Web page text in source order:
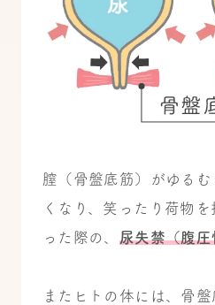
膣（骨盤底筋）がゆる
くなり、笑ったり荷物
った際の、 尿失禁（腹圧
またヒトの体には、骨